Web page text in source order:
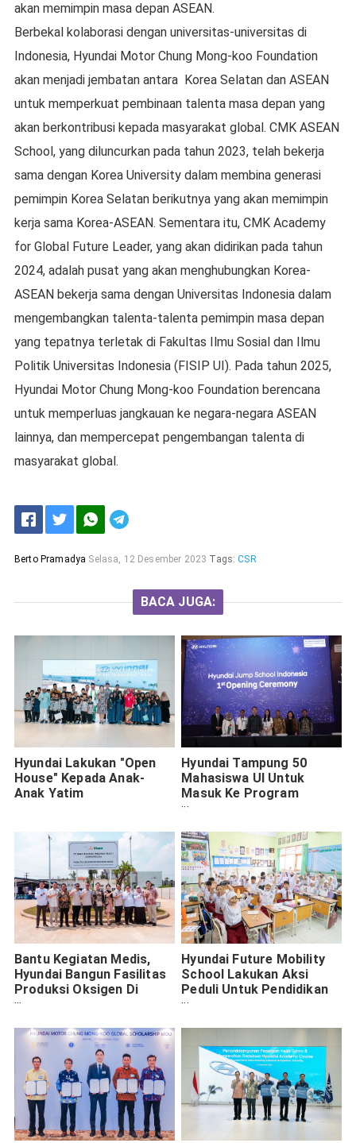
akan memimpin masa depan ASEAN.
Berbekal kolaborasi dengan universitas-universitas di
Indonesia, Hyundai Motor Chung Mong-koo Foundation
akan menjadi jembatan antara Korea Selatan dan ASEAN
untuk memperkuat pembinaan talenta masa depan yang
akan berkontribusi kepada masyarakat global. CMK ASEAN
School, yang diluncurkan pada tahun 2023, telah bekerja
sama dengan Korea University dalam membina generasi
pemimpin Korea Selatan berikutnya yang akan memimpin
kerja sama Korea-ASEAN. Sementara itu, CMK Academy
for Global Future Leader, yang akan didirikan pada tahun
2024, adalah pusat yang akan menghubungkan Korea-
ASEAN bekerja sama dengan Universitas Indonesia dalam
mengembangkan talenta-talenta pemimpin masa depan
yang tepatnya terletak di Fakultas Ilmu Sosial dan Ilmu
Politik Universitas Indonesia (FISIP UI). Pada tahun 2025,
Hyundai Motor Chung Mong-koo Foundation berencana
untuk memperluas jangkauan ke negara-negara ASEAN
lainnya, dan mempercepat pengembangan talenta di
masyarakat global.
Berto Pramadya Selasa, 12 Desember 2023 Tags:CSR
BACA JUGA:
Hyundai Lakukan "Open
House" Kepada Anak-
Anak Yatim
Hyundai Tampung 50
Mahasiswa UI Untuk
Masuk Ke Program
Hyundai Jump School
Bantu Kegiatan Medis,
Hyundai Bangun Fasilitas
Produksi Oksigen Di
Babelan
Hyundai Future Mobility
School Lakukan Aksi
Peduli Untuk Pendidikan
Di Asia Tenggara